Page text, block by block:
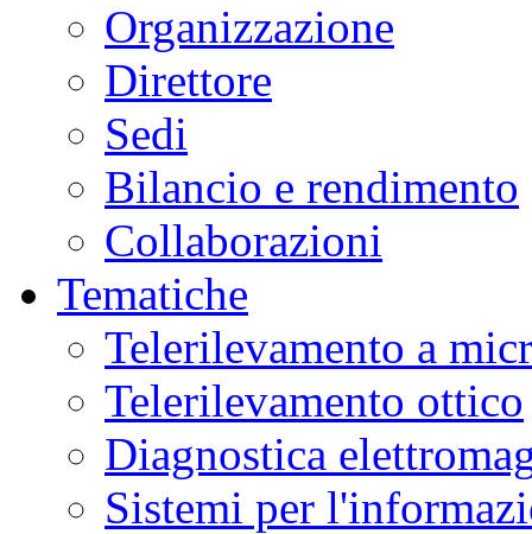
Organizzazione
Direttore
Sedi
Bilancio e rendimento
Collaborazioni
Tematiche
Telerilevamento a
Telerilevamento ottico
Diagnostica
Sistemi per